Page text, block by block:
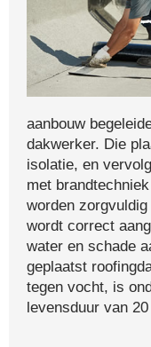
aanbouw
dakwerker. Die
isolatie, en
met
worden
wordt correct
water en schade
geplaatst
tegen vocht, is
levensduur van